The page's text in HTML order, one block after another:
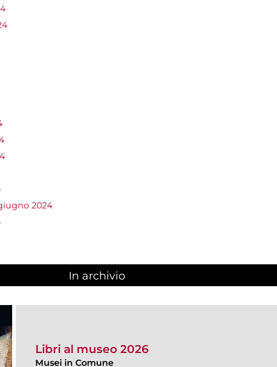
2024
In archivio
Libri al museo 2026
Musei in Comune